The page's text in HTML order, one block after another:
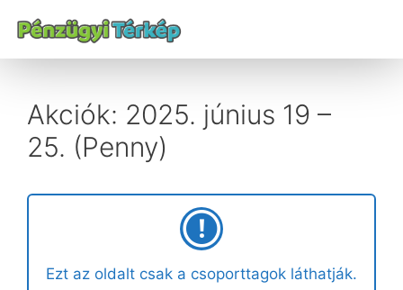
Akciók: 2025. június 19 –
25. (Penny)
Ezt az oldalt csak a csoporttagok láthatják.